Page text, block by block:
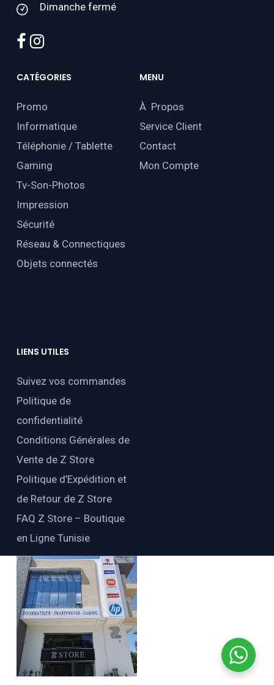
Dimanche fermé
facebook
instagram
CATÉGORIES
Promo
Informatique
Téléphonie / Tablette
Gaming
Tv-Son-Photos
Impression
Sécurité
Réseau & Connectiques
Objets connectés
MENU
À Propos
Service Client
Contact
Mon Compte
LIENS UTILES
Suivez vos commandes
Politique de
confidentialité
Conditions Générales de
Vente de Z Store
Politique d’Expédition et
de Retour de Z Store
FAQ Z Store – Boutique
en Ligne Tunisie